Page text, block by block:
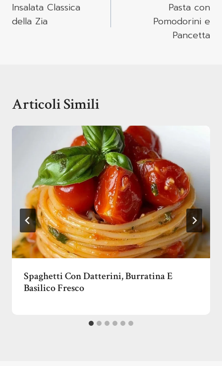
Articoli
Insalata Classica
della Zia
Pasta con
Pomodorini e
Pancetta
Articoli Simili
Spaghetti Con Datterini, Burratina E
Basilico Fresco